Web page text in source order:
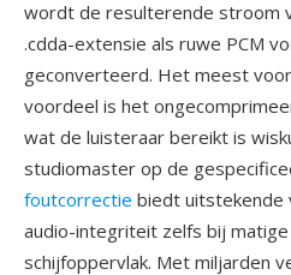
wordt de resulterende stroom
.cdda-extensie als ruwe PCM
geconverteerd. Het meest
voordeel is het
wat de luisteraar bereikt is
studiomaster op de
foutcorrectie biedt uitstekende
audio-integriteit zelfs bij
schijfoppervlak. Met miljarden